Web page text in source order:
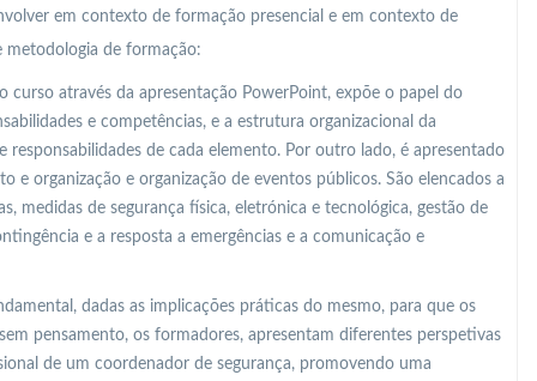
em contexto de formação presencial e em contexto de
de formação:
curso através da apresentação PowerPoint, expõe o papel do
e competências, e a estrutura organizacional da
responsabilidades de cada elemento. Por outro lado, é apresentado
e organização e organização de eventos públicos. São elencados a
medidas de segurança física, eletrónica e tecnológica, gestão de
e a resposta a emergências e a comunicação e
dadas as implicações práticas do mesmo, para que os
pensamento, os formadores, apresentam diferentes perspetivas
de um coordenador de segurança, promovendo uma